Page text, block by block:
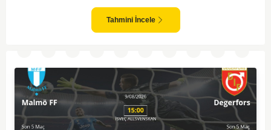
Tahmini İncele